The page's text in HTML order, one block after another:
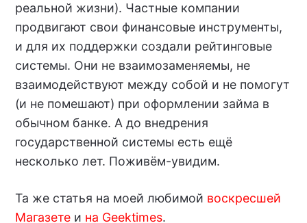
реальной жизни). Частные компании
продвигают свои финансовые инструменты,
и для их поддержки создали рейтинговые
системы. Они не взаимозаменяемы, не
взаимодействуют между собой и не помогут
(и не помешают) при оформлении займа в
обычном банке. А до внедрения
государственной системы есть ещё
несколько лет. Поживём-увидим.
Та же статья на моей любимой воскресшей
Магазетеи на Geektimes.